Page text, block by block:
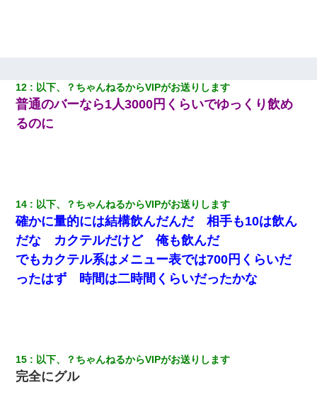
アパートのドアに『ハンザイ者！この人はさいあくの人です』と
張り紙が！大家「面倒はごめんだよ」私「はあ」→警察に行き、
見回りで犯人が捕まったが、それが…｜生活｜ヌルポあんてな
「本当に家まで来たの？証拠は？」旦那「俺の言葉が信じられな
いのか！」→ 離婚後
新卒の女性社員に1年半ストーカーされていた。俺「マジで怖い」
上司「話をしてみる」→女性社員「実は10数年前に…」
ミスした新人(
12 以下、？ちゃんねるからVIPがお送りします
普通のバーなら1人3000円くらいでゆっくり飲め
るのに
14 以下、？ちゃんねるからVIPがお送りします
確かに量的には結構飲んだんだ 相手も10は飲ん
だな カクテルだけど 俺も飲んだ
でもカクテル系はメニュー表では700円くらいだ
ったはず 時間は二時間くらいだったかな
15 以下、？ちゃんねるからVIPがお送りします
完全にグル